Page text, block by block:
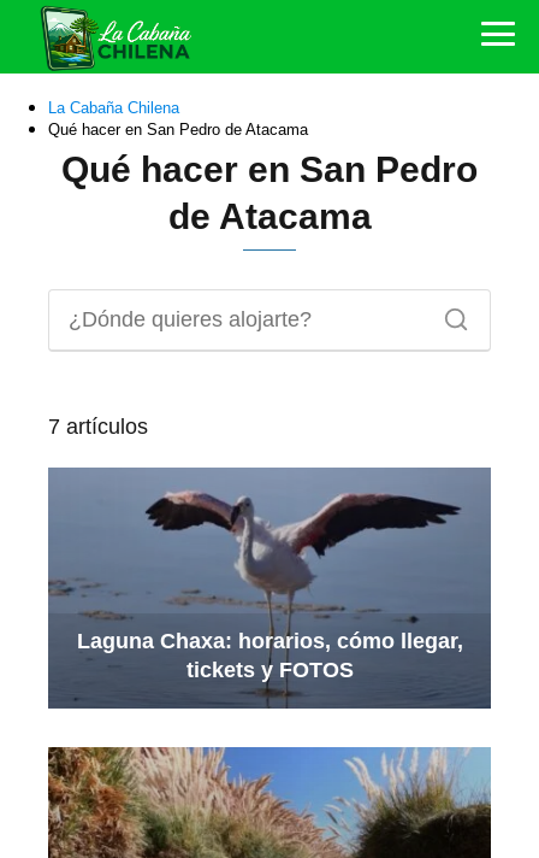
La Cabaña Chilena
Qué hacer en San Pedro de Atacama
Qué hacer en San Pedro
de Atacama
7 artículos
Laguna Chaxa: horarios, cómo llegar,
tickets y FOTOS